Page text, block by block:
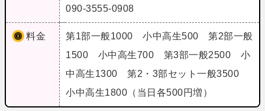
090-3555-0908
料金
第1部一般1000 小中高生500 第2部一般
1500 小中高生700 第3部一般2500 小
中高生1300 第2・3部セット一般3500
小中高生1800（当日各500円増）